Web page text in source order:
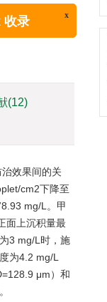
(12)
效果间的关
cm2下降至
mg/L。甲
面上沉积量最
3 mg/L时，施
为4.2 mg/L
μm）和